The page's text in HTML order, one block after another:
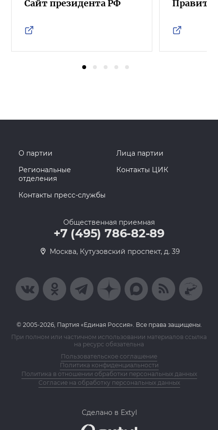
Сайт президента РФ
О партии
Лица партии
Региональные
отделения
Контакты ЦИК
Контакты пресс-службы
Общественная приемная
+7 (495) 786-82-89
Москва, Кутузовский проспект, д. 39
© 2005-2026, Партия «Единая Россия». Все права защищены.
При полном или частичном использовании материалов ссылка
на ресурс обязательна
Пользовательское соглашение
Политика конфиденциальности
Политика в отношении обработки персональных данных
Согласие на обработку персональных данных
Сделано в Extyl